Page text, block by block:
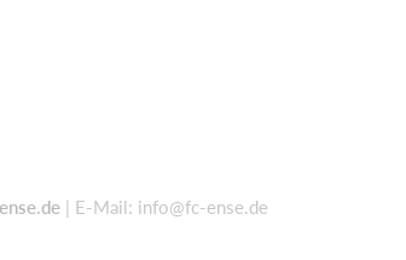
| E-Mail: info@fc-ense.de